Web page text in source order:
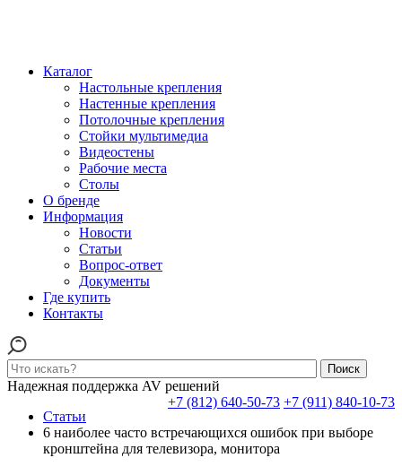
Каталог
Настольные крепления
Настенные крепления
Потолочные крепления
Стойки мультимедиа
Видеостены
Рабочие места
Столы
О бренде
Информация
Новости
Статьи
Вопрос-ответ
Документы
Где купить
Контакты
Поиск
Надежная поддержка AV решений
+7 (812) 640-50-73 +7 (911) 840-10-73
Статьи
6 наиболее часто встречающихся ошибок при выборе
кронштейна для телевизора, монитора